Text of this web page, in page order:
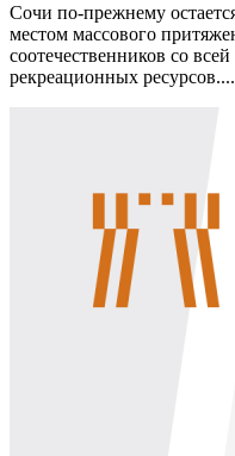
Сочи по-прежнему
местом массового
соотечественников со
рекреационных ресурсов....